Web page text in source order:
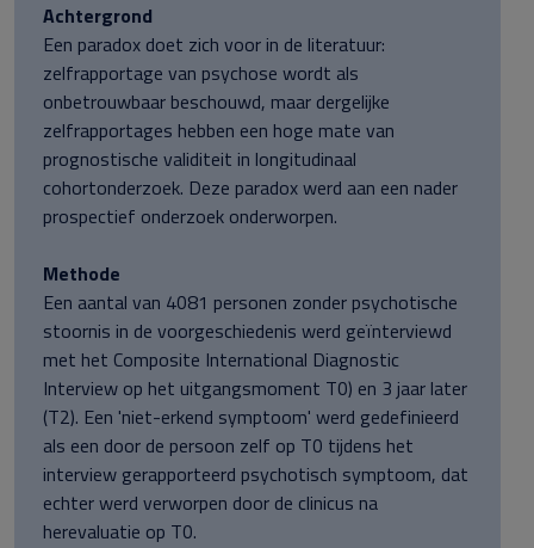
Achtergrond
Een paradox doet zich voor in de literatuur:
zelfrapportage van psychose wordt als
onbetrouwbaar beschouwd, maar dergelijke
zelfrapportages hebben een hoge mate van
prognostische validiteit in longitudinaal
cohortonderzoek. Deze paradox werd aan een nader
prospectief onderzoek onderworpen.
Methode
Een aantal van 4081 personen zonder psychotische
stoornis in de voorgeschiedenis werd geïnterviewd
met het Composite International Diagnostic
Interview op het uitgangsmoment T0) en 3 jaar later
(T2). Een 'niet-erkend symptoom' werd gedefinieerd
als een door de persoon zelf op T0 tijdens het
interview gerapporteerd psychotisch symptoom, dat
echter werd verworpen door de clinicus na
herevaluatie op T0.